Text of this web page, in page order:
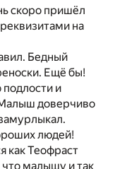
скоро пришёл
на
Бедный
Ещё бы!
подлости и
Малыш доверчиво
людей!
как Теофраст
малышу и так